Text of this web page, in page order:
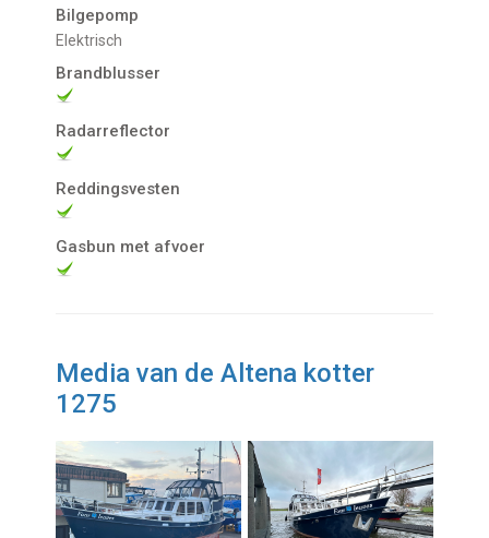
Bilgepomp
Elektrisch
Brandblusser
Radarreflector
Reddingsvesten
Gasbun met afvoer
Media van de Altena kotter
1275